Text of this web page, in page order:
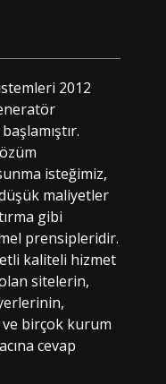
2012
isteğimiz,
maliyetler
gibi
prensipleridir.
kaliteli hizmet
olan sitelerin,
birçok kurum
cevap